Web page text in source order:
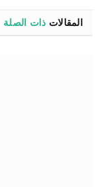
المقالات ذات الصلة